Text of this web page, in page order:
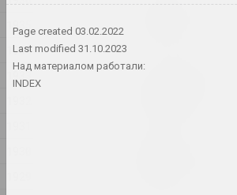
1935
1934
1933
Александр Данилкин
Page created 03.02.2022
Last modified 31.10.2023
Над материалом работали:
INDEX